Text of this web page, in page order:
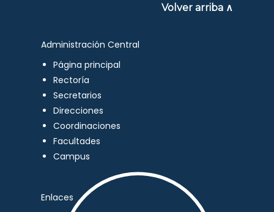
Volver arriba ∧
Administración Central
Página principal
Rectoría
Secretarios
Direcciones
Coordinaciones
Facultades
Campus
Enlaces